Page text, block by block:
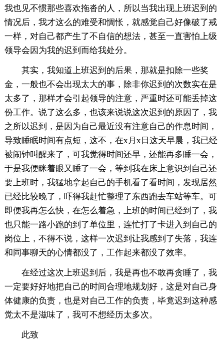
我也见不惯那些喜欢拖沓的人，所以当我出现上班迟到的
情况后，我才这么的难受和惆怅，就感觉自己好像破了戒
一样，对自己都产生了不自信的想法，甚至一直害怕上级
领导会因为我的迟到而给我处分。
其实，我知道上班迟到的后果，那就是扣除一些奖
金，一般也不会出现太大的事，除非你迟到的次数实在是
太多了，那样才会引起领导的注意，严重时还可能丢掉这
份工作。说了这么多，也该来说说这次迟到的原因了，我
之所以迟到，是因为自己最近没有注意自己的作息时间，
导致睡眠时间有点短，这不，在x月x日这天早晨，我已经
被闹钟叫醒来了，可我觉得时间还早，还能再多睡一会，
于是我便眯着眼又睡了一会，等到我在床上意识到自己还
要上班时，我猛地拿起自己的手机看了看时间，发现居然
已经比较晚了，吓得我赶忙整理了东西跑去车站等车。可
即便我再怎么快，在怎么着急，上班的时间已经到了，我
也只能一路小跑的到了单位里，连忙打了卡进入到自己的
岗位上，不得不说，这样一次迟到让我感到了失落，我连
和同事聊天的心情都没了，工作起来都没了效率。
在经过这次上班迟到后，我是再也不敢再贪睡了，我
一定要好好地把自己的时间合理地规划好，这是对自己身
体健康的负责，也是对自己工作的负责，毕竟迟到这种感
觉太不是滋味了，我可不想经历太多次。
此致